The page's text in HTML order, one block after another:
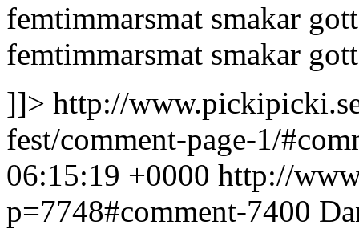
femtimmarsmat smakar
femtimmarsmat smakar
]]> http://
fest/comment-page-1/
06:15:19 +0000 http://
p=7748#comment-7400